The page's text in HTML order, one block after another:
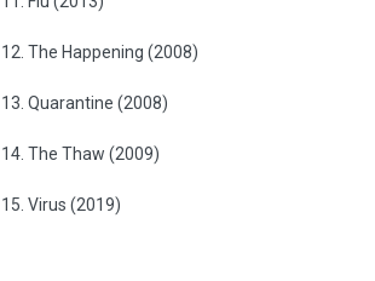
12. The Happening (2008)
13. Quarantine (2008)
14. The Thaw (2009)
15. Virus (2019)